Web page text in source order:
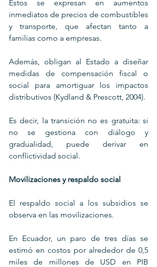
Estos se expresan en aumentos
inmediatos de precios de combustibles
y transporte, que afectan tanto a
familias como a empresas.
Además, obligan al Estado a diseñar
medidas de compensación fiscal o
social para amortiguar los impactos
distributivos (Kydland & Prescott, 2004).
Es decir, la transición no es gratuita: si
no se gestiona con diálogo y
gradualidad, puede derivar en
conflictividad social.
Movilizaciones y respaldo social
El respaldo social a los subsidios se
observa en las movilizaciones.
En Ecuador, un paro de tres días se
estimó en costos por alrededor de 0,5
miles de millones de USD en PIB